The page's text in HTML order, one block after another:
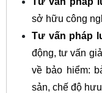
sở hữu công
Tư vấn pháp
động, tư vấn
về bảo hiểm:
sản, chế độ